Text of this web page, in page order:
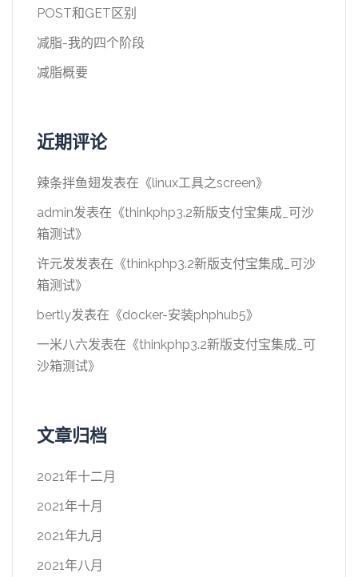
POST和GET区别
减脂-我的四个阶段
减脂概要
近期评论
辣条拌鱼翅发表在《linux工具之screen》
admin发表在《thinkphp3.2新版支付宝集成_可沙
箱测试》
许元发发表在《thinkphp3.2新版支付宝集成_可沙
箱测试》
bertly发表在《docker-安装phphub5》
一米八六发表在《thinkphp3.2新版支付宝集成_可
沙箱测试》
文章归档
2021年十二月
2021年十月
2021年九月
2021年八月